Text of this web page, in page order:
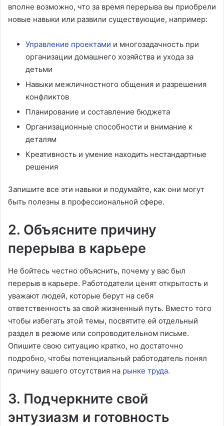
вполне возможно, что за время перерыва вы приобрели
новые навыки или развили существующие, например:
Управление проектами и многозадачность при
организации домашнего хозяйства и ухода за
детьми
Навыки межличностного общения и разрешения
конфликтов
Планирование и составление бюджета
Организационные способности и внимание к
деталям
Креативность и умение находить нестандартные
решения
Запишите все эти навыки и подумайте, как они могут
быть полезны в профессиональной сфере.
2. Объясните причину
перерыва в карьере
Не бойтесь честно объяснить, почему у вас был
перерыв в карьере. Работодатели ценят открытость и
уважают людей, которые берут на себя
ответственность за свой жизненный путь. Вместо того
чтобы избегать этой темы, посвятите ей отдельный
раздел в резюме или сопроводительном письме.
Опишите свою ситуацию кратко, но достаточно
подробно, чтобы потенциальный работодатель понял
причину вашего отсутствия на рынке труда.
3. Подчеркните свой
энтузиазм и готовность